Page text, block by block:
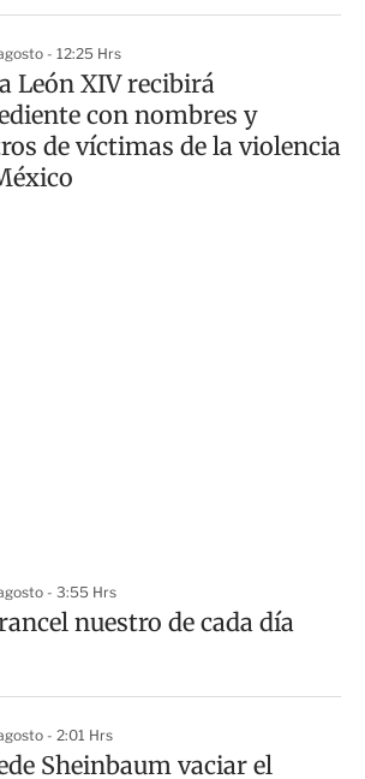
- 12:25 Hrs
León XIV recibirá
con nombres y
de víctimas de la violencia
- 3:55 Hrs
nuestro de cada día
- 2:01 Hrs
Sheinbaum vaciar el